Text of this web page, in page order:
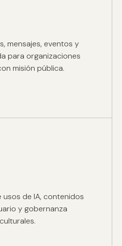
mensajes, eventos y
para organizaciones
misión pública.
usos de IA, contenidos
y gobernanza